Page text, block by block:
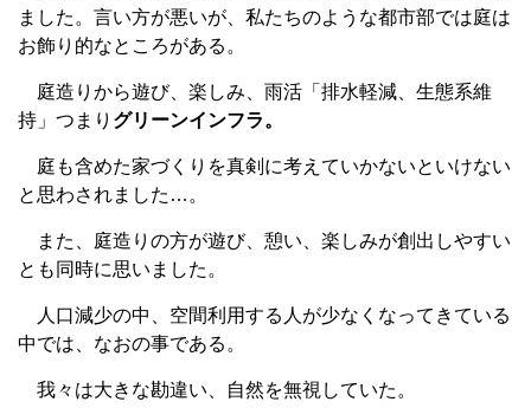
ました。言い方が悪いが、私たちのような都市部では庭は
お飾り的なところがある。
庭造りから遊び、楽しみ、雨活「排水軽減、生態系維
持」つまり グリーンインフラ。
庭も含めた家づくりを真剣に考えていかないといけない
と思わされました…。
また、庭造りの方が遊び、憩い、楽しみが創出しやすい
とも同時に思いました。
人口減少の中、空間利用する人が少なくなってきている
中では、なおの事である。
我々は大きな勘違い、自然を無視していた。